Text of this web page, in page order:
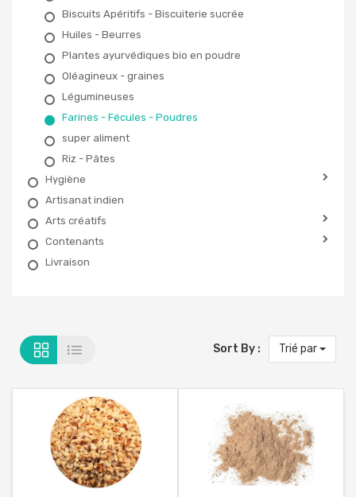
Biscuits Apéritifs - Biscuiterie sucrée
Huiles - Beurres
Plantes ayurvédiques bio en poudre
Oléagineux - graines
Légumineuses
Farines - Fécules - Poudres
super aliment
Riz - Pâtes
Hygiène
Artisanat indien
Arts créatifs
Contenants
Livraison
Sort By : Trié par